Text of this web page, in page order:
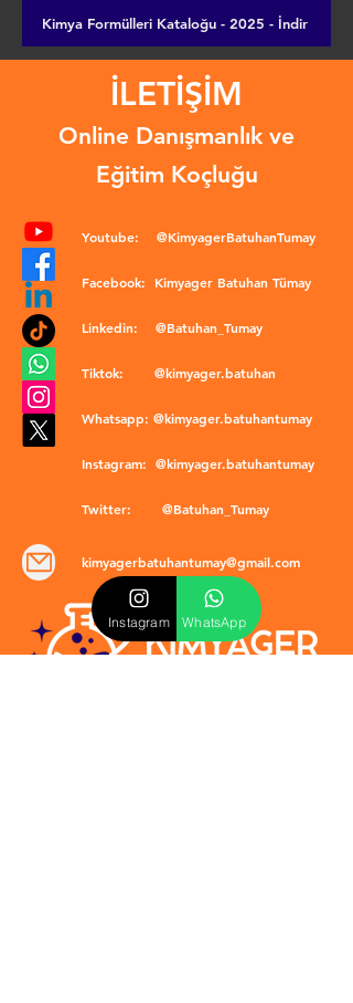
Kimya Formülleri Kataloğu - 2025 - İndir
İLETİŞİM
Online Danışmanlık ve
Eğitim Koçluğu
Youtube: @KimyagerBatuhanTumay
Facebook: Kimyager Batuhan Tümay
Linkedin: @Batuhan_Tumay
Tiktok: @kimyager.batuhan
Whatsapp: @kimyager.batuhantumay
Instagram: @kimyager.batuhantumay
Twitter: @Batuhan_Tumay
kimyagerbatuhantumay@gmail.com
Instagram WhatsApp